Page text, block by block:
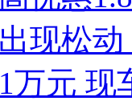
现松
万元 现